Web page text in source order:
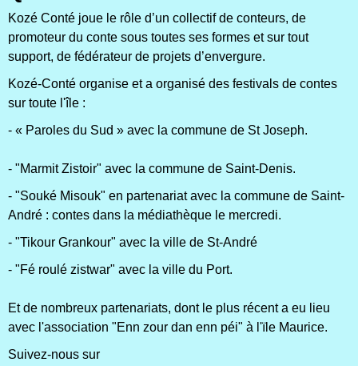
Kozé Conté joue le rôle d’un collectif de conteurs, de
promoteur du conte sous toutes ses formes et sur tout
support, de fédérateur de projets d’envergure.
Kozé-Conté organise et a organisé des festivals de contes
sur toute l'île :
- « Paroles du Sud » avec la commune de St Joseph.
- "Marmit Zistoir" avec la commune de Saint-Denis.
- "Souké Misouk" en partenariat avec la commune de Saint-
André : contes dans la médiathèque le mercredi.
- "Tikour Grankour" avec la ville de St-André
- "Fé roulé zistwar" avec la ville du Port.
Et de nombreux partenariats, dont le plus récent a eu lieu
avec l'association "Enn zour dan enn péi" à l'ïle Maurice.
Suivez-nous sur